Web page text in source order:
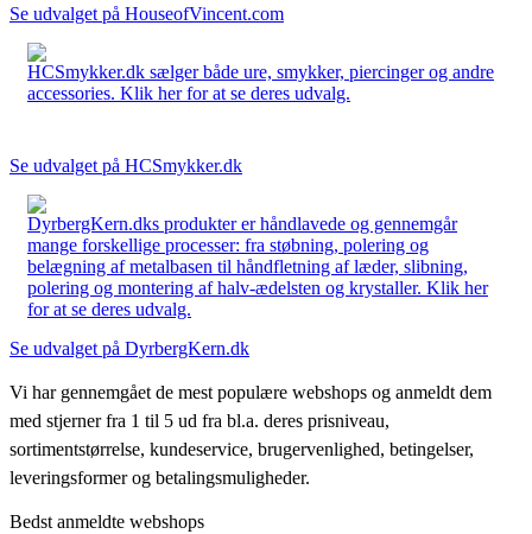
Se udvalget på HouseofVincent.com
HCSmykker.dk sælger både ure, smykker, piercinger og andre
accessories. Klik her for at se deres udvalg.
Se udvalget på HCSmykker.dk
DyrbergKern.dks produkter er håndlavede og gennemgår
mange forskellige processer: fra støbning, polering og
belægning af metalbasen til håndfletning af læder, slibning,
polering og montering af halv-ædelsten og krystaller. Klik her
for at se deres udvalg.
Se udvalget på DyrbergKern.dk
Vi har gennemgået de mest populære webshops og anmeldt dem
med stjerner fra 1 til 5 ud fra bl.a. deres prisniveau,
sortimentstørrelse, kundeservice, brugervenlighed, betingelser,
leveringsformer og betalingsmuligheder.
Bedst anmeldte webshops